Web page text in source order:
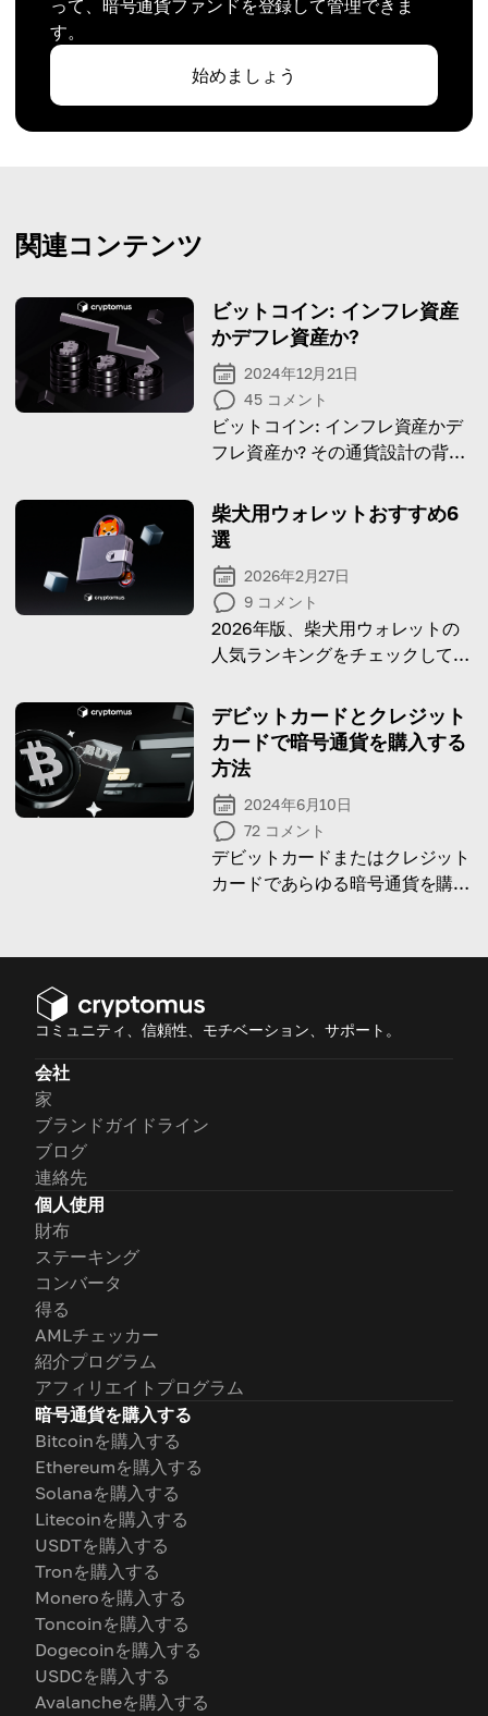
って、暗号通貨ファンドを登録して管理できま
す。
始めましょう
関連コンテンツ
ビットコイン: インフレ資産
かデフレ資産か?
2024年12月21日
45 コメント
ビットコイン: インフレ資産かデ
フレ資産か? その通貨設計の背後
柴犬用ウォレットおすすめ6
選
2026年2月27日
9 コメント
2026年版、柴犬用ウォレットの
人気ランキングをチェックして、
りのセキュリティ、利便性、スマ
ート機能を兼ね備えたウォレット
を見つけましょう。
デビットカードとクレジット
カードで暗号通貨を購入する
方法
2024年6月10日
72 コメント
デビットカードまたはクレジット
カードであらゆる暗号通貨を購入
コミュニティ、信頼性、モチベーション、サポート。
会社
家
ブランドガイドライン
ブログ
連絡先
個人使用
財布
ステーキング
コンバータ
得る
AMLチェッカー
紹介プログラム
アフィリエイトプログラム
暗号通貨を購入する
Bitcoinを購入する
Ethereumを購入する
Solanaを購入する
Litecoinを購入する
USDTを購入する
Tronを購入する
Moneroを購入する
Toncoinを購入する
Dogecoinを購入する
USDCを購入する
Avalancheを購入する